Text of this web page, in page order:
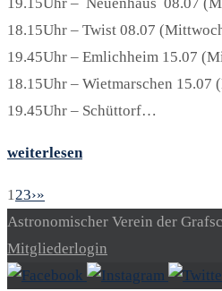
18.15Uhr – Twist 08.07
19.45Uhr – Emlichheim 15.07
18.15Uhr – Wietmarschen
19.45Uhr – Schüttorf…
weiterlesen
123›»
Astronomischer Verein der
Mitgliederlogin